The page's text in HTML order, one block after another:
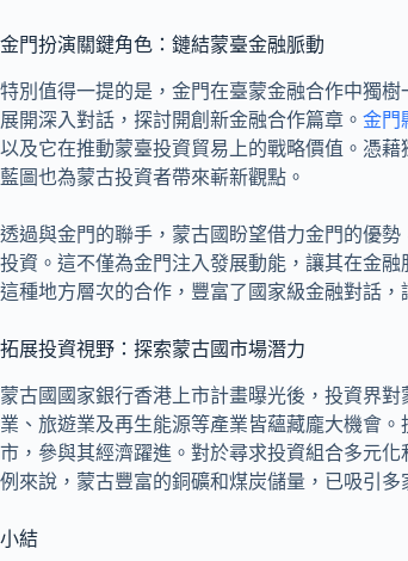
金門扮演關鍵角色：鏈結蒙臺金融脈動
特別值得一提的是，金門在臺蒙金融合作中獨
展開深入對話，探討開創新金融合作篇章。 金門
以及它在推動蒙臺投資貿易上的戰略價值。憑
藍圖也為蒙古投資者帶來嶄新觀點。
透過與金門的聯手，蒙古國盼望借力金門的優
投資。這不僅為金門注入發展動能，讓其在金
這種地方層次的合作，豐富了國家級金融對話，
拓展投資視野：探索蒙古國市場潛力
蒙古國國家銀行香港上市計畫曝光後，投資界
業、旅遊業及再生能源等產業皆蘊藏龐大機會
市，參與其經濟躍進。對於尋求投資組合多元
例來說，蒙古豐富的銅礦和煤炭儲量，已吸引
小結